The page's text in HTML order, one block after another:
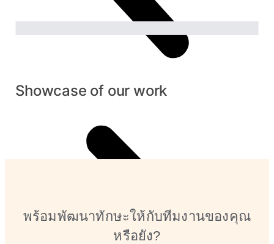
Showcase of our work
พร้อมพัฒนาทักษะให้กับทีมงานของคุณ
หรือยัง?